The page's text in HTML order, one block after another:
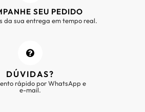
SEU PEDIDO
da sua entrega em tempo real.
DÚVIDAS?
rápido por WhatsApp e
e-mail.